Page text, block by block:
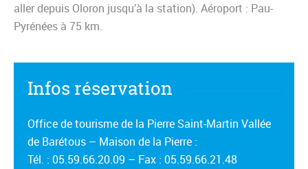
aller depuis Oloron jusqu’à la station). Aéroport : Pau-
Pyrénées à 75 km.
Infos réservation
Office de tourisme de la Pierre Saint-Martin Vallée
de Barétous – Maison de la Pierre :
Tél. : 05.59.66.20.09 – Fax : 05.59.66.21.48